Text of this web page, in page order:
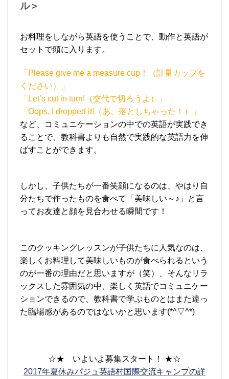
ル＞
お料理をしながら英語を使うことで、動作と英語が
セットで頭に入ります。
「Please give me a measure cup！（計量カップを
ください）」
「Let’s cut in turn!（交代で切ろうよ）」
「Oops, I dropped it!（あ、落としちゃった！）」
など、コミュニケーションの中での英語が実践でき
ることで、教科書よりも自然で実践的な英語力を伸
ばすことができます。
しかし、子供たちが一番笑顔になるのは、やはり自
分たちで作ったものを食べて「美味しい～♪」と言
ってお友達と顔を見合わせる瞬間です！
このクッキングレッスンが子供たちに人気なのは、
楽しくお料理して美味しいものが食べられるという
のが一番の理由だと思いますが（笑）、そんなリラ
ックスした雰囲気の中、楽しく英語でコミュニケー
ションできるので、教科書で学ぶものとはまた違っ
た臨場感があるのではないかと思います(*^▽^*)
☆★ いよいよ募集スタート！ ★☆
2017年夏休みパジュ英語村国際交流キャンプの詳